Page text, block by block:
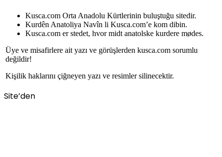
Kusca.com Orta Anadolu Kürtlerinin buluştuğu sitedir.
Kurdên Anatoliya Navîn li Kusca.com’e kom dibin.
Kusca.com er stedet, hvor midt anatolske kurdere mødes.
Üye ve misafirlere ait yazı ve görüşlerden kusca.com sorumlu
değildir!
Kişilik haklarını çiğneyen yazı ve resimler silinecektir.
Site’den